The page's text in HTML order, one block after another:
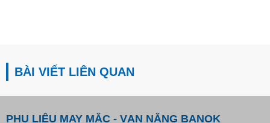
BÀI VIẾT LIÊN QUAN
PHỤ LIỆU MAY MẶC - VẠN NĂNG BANOK